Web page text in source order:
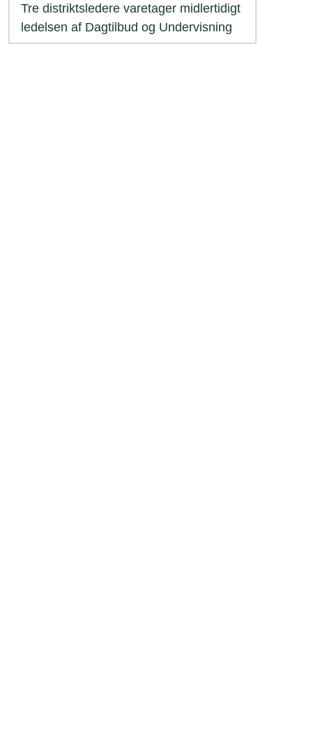
Tre distriktsledere varetager midlertidigt
ledelsen af Dagtilbud og Undervisning